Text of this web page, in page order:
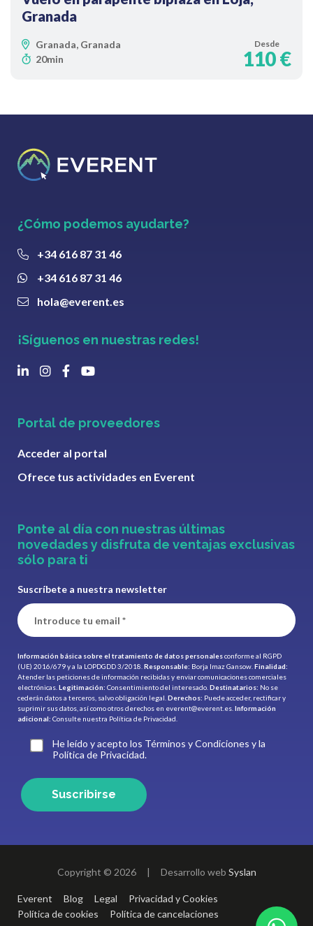
Granada
Granada, Granada
20min
Desde
110 €
¿Cómo podemos ayudarte?
+34 616 87 31 46
+34 616 87 31 46
hola@everent.es
¡Síguenos en nuestras redes!
Portal de proveedores
Acceder al portal
Ofrece tus actividades en Everent
Ponte al día con nuestras últimas
novedades y disfruta de ventajas exclusivas
sólo para ti
Suscríbete a nuestra newsletter
Información básica sobre el tratamiento de datos personalesconforme al RGPD
(UE) 2016/679 y a la LOPDGDD 3/2018. Responsable: Borja Imaz Gansow. Finalidad:
Atender las peticiones de información recibidas y enviar comunicaciones comerciales
electrónicas. Legitimación: Consentimiento del interesado. Destinatarios: No se
cederán datos a terceros, salvo obligación legal. Derechos: Puede acceder, rectificar y
suprimir sus datos, así como otros derechos en everent@everent.es Información
adicional: Consulte nuestra Política de Privacidad.
He leído y acepto los Términos y Condiciones y la
Política de Privacidad.
Suscribirse
Copyright © 2026 | Desarrollo web Syslan
Everent Blog Legal
Privacidad y Cookies
Política de cookies
Política de cancelaciones